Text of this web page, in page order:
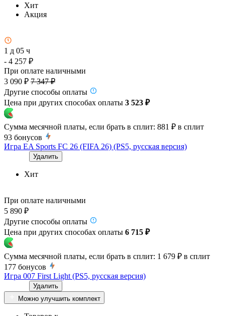
Хит
Акция
1 д 05 ч
- 4 257 ₽
При оплате наличными
3 090 ₽ 7 347 ₽
Другие способы оплаты
Цена при других способах оплаты 3 523 ₽
Сумма месячной платы, если брать в сплит: 881 ₽ в сплит
93 бонусов
Игра EA Sports FC 26 (FIFA 26) (PS5, русская версия)
Удалить
Хит
При оплате наличными
5 890 ₽
Другие способы оплаты
Цена при других способах оплаты 6 715 ₽
Сумма месячной платы, если брать в сплит: 1 679 ₽ в сплит
177 бонусов
Игра 007 First Light (PS5, русская версия)
Удалить
Можно улучшить комплект